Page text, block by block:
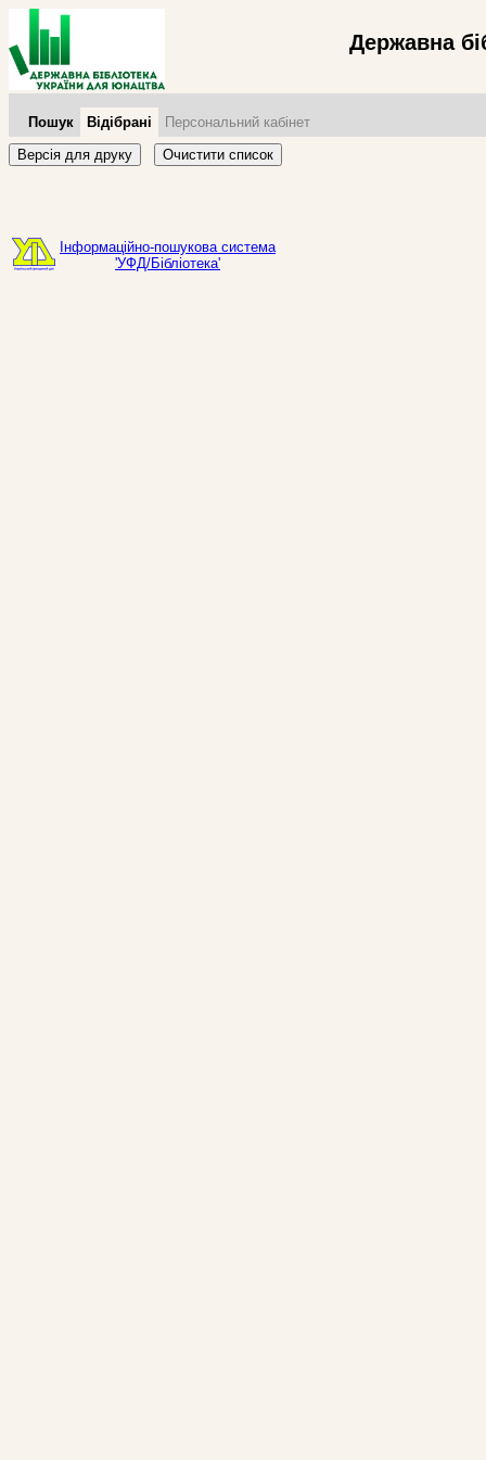
Державна
Пошук Відібрані
Персональний кабінет
Версія для друку
Очистити список
Інформаційно-пошукова система
'УФД/Бібліотека'